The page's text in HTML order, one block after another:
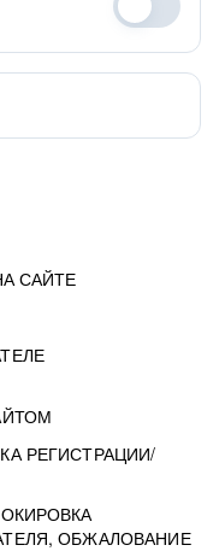
САЙТЕ
РЕГИСТРАЦИИ/
ОБЖАЛОВАНИЕ